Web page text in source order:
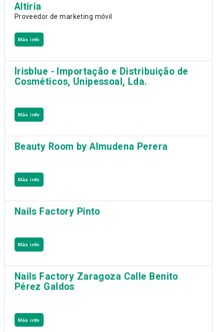
Altiria
Proveedor de marketing móvil
Más info
Írisblue - Importação e Distribuição de
Cosméticos, Unipessoal, Lda.
Más info
Beauty Room by Almudena Perera
Más info
Nails Factory Pinto
Más info
Nails Factory Zaragoza Calle Benito
Pérez Galdos
Más info